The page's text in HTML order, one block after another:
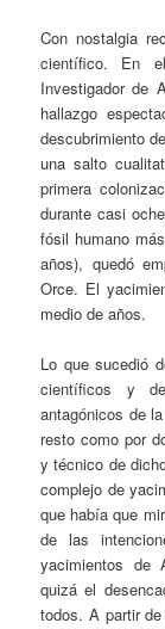
Con nostalgia
científico. En
Investigador de
hallazgo
descubrimiento
una salto
primera
durante casi
fósil humano
años), quedó
Orce. El
medio de años.
Lo que sucedió
científicos y
antagónicos de
resto como por
y técnico de
complejo de
que había que
de las
yacimientos de
quizá el
todos. A partir